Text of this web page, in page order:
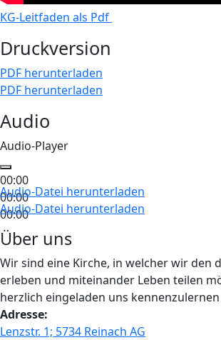
KG-Leitfaden als Pdf
Druckversion
PDF herunterladen
PDF herunterladen
Audio
Audio-Player
00:00
00:00
00:00
Audio-Datei herunterladen
Audio-Datei herunterladen
Über uns
Wir sind eine Kirche, in welcher wir den
erleben und miteinander Leben teilen
herzlich eingeladen uns kennenzulernen
Adresse:
Lenzstr. 1; 5734 Reinach AG